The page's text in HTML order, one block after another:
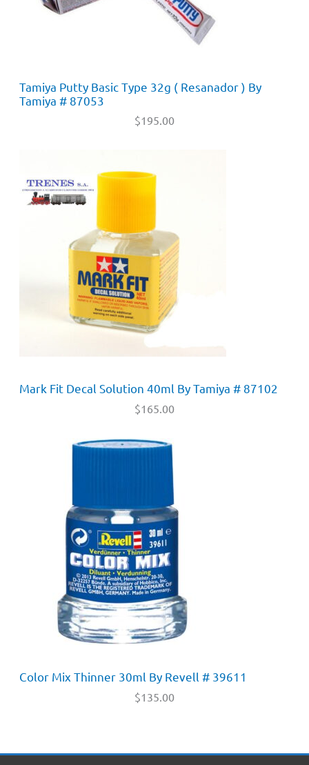
Tamiya Putty Basic Type 32g ( Resanador ) By
Tamiya # 87053
$195.00
Mark Fit Decal Solution 40ml By Tamiya # 87102
$165.00
Color Mix Thinner 30ml By Revell # 39611
$135.00